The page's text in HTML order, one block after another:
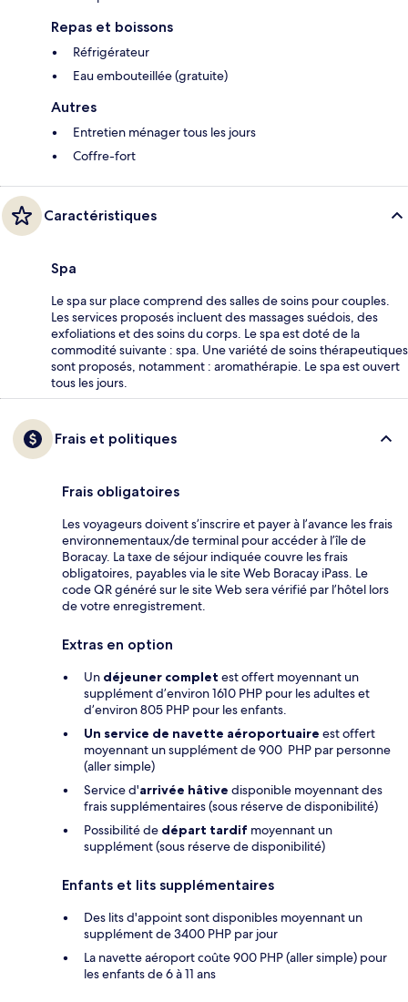
Repas et boissons
Réfrigérateur
Eau embouteillée (gratuite)
Autres
Entretien ménager tous les jours
Coffre-fort
Caractéristiques
Spa
Le spa sur place comprend des salles de soins pour couples.
Les services proposés incluent des massages suédois, des
exfoliations et des soins du corps. Le spa est doté de la
commodité suivante : spa. Une variété de soins thérapeutiques
sont proposés, notamment : aromathérapie. Le spa est ouvert
tous les jours.
Frais et politiques
Frais obligatoires
Les voyageurs doivent s’inscrire et payer à l’avance les frais
environnementaux/de terminal pour accéder à l’île de
Boracay. La taxe de séjour indiquée couvre les frais
obligatoires, payables via le site Web Boracay iPass. Le
code QR généré sur le site Web sera vérifié par l’hôtel lors
de votre enregistrement.
Extras en option
Un déjeuner complet est offert moyennant un
supplément d’environ 1610 PHP pour les adultes et
d’environ 805 PHP pour les enfants.
Un service de navette aéroportuaire est offert
moyennant un supplément de 900 PHP par personne
(aller simple)
Service d'arrivée hâtive disponible moyennant des
frais supplémentaires (sous réserve de disponibilité)
Possibilité de départ tardif moyennant un
supplément (sous réserve de disponibilité)
Enfants et lits supplémentaires
Des lits d'appoint sont disponibles moyennant un
supplément de 3400 PHP par jour
La navette aéroport coûte 900 PHP (aller simple) pour
les enfants de 6 à 11 ans